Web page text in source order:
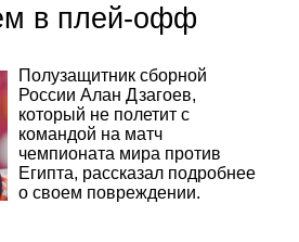
в плей-офф
Полузащитник сборной
России Алан Дзагоев,
который не полетит с
командой на матч
чемпионата мира против
Египта, рассказал подробнее
о своем повреждении.